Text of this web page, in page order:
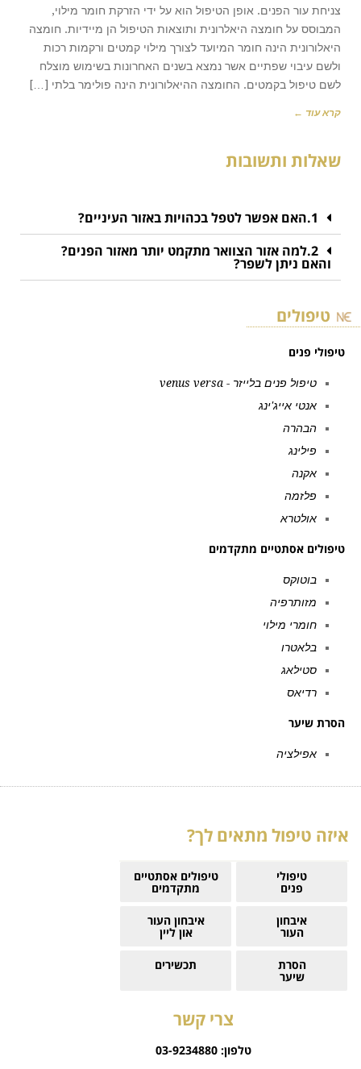
צניחת עור הפנים. אופן הטיפול הוא על ידי הזרקת חומר מילוי,
המבוסס על חומצה היאלרונית ותוצאות הטיפול הן מיידיות. חומצה
היאלורונית הינה חומר המיועד לצורך מילוי קמטים ורקמות רכות
ולשם עיבוי שפתיים אשר נמצא בשנים האחרונות בשימוש מוצלח
לשם טיפול בקמטים. החומצה ההיאלורונית הינה פולימר בלתי […]
קרא עוד ←
שאלות ותשובות
1.האם אפשר לטפל בכהויות באזור העיניים?
2.למה אזור הצוואר מתקמט יותר מאזור הפנים?
והאם ניתן לשפר?
טיפולים
טיפולי פנים
טיפול פנים בלייזר - venus versa
אנטי אייג'ינג
הבהרה
פילינג
אקנה
פלזמה
אולטרא
טיפולים אסתטיים מתקדמים
בוטוקס
מזותרפיה
חומרי מילוי
בלאטרו
סטילאג
רדיאס
הסרת שיער
אפילציה
איזה טיפול מתאים לך?
טיפולי
פנים
טיפולים אסתטיים
מתקדמים
איבחון
העור
איבחון העור
און ליין
הסרת
שיער
תכשירים
צרי קשר
טלפון:03-9234880